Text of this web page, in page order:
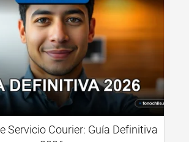
Servicio Courier: Guía Definitiva